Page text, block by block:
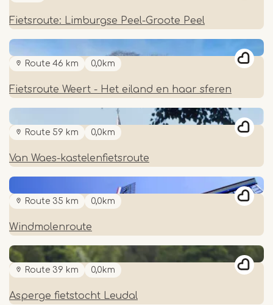
Fietsroute: Limburgse Peel-Groote Peel
Route 46 km 0,0km
Fietsroute Weert - Het eiland en haar sferen
Route 59 km 0,0km
Van Waes-kastelenfietsroute
Route 35 km 0,0km
Windmolenroute
Route 39 km 0,0km
Asperge fietstocht Leudal